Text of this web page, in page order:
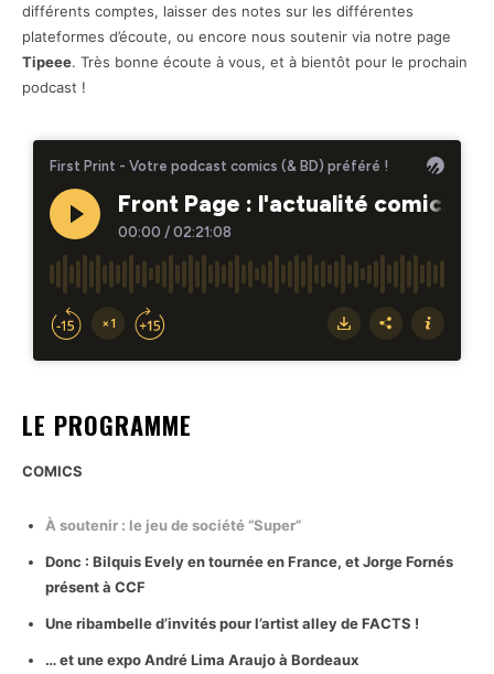
différents comptes, laisser des notes sur les différentes
plateformes d’écoute, ou encore nous soutenir via notre page
Tipeee. Très bonne écoute à vous, et à bientôt pour le prochain
podcast !
LE PROGRAMME
COMICS
À soutenir : le jeu de société “Super”
Donc : Bilquis Evely en tournée en France, et Jorge Fornés
présent à CCF
Une ribambelle d’invités pour l’artist alley de FACTS !
… et une expo André Lima Araujo à Bordeaux